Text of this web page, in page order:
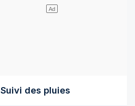
Suivi des pluies